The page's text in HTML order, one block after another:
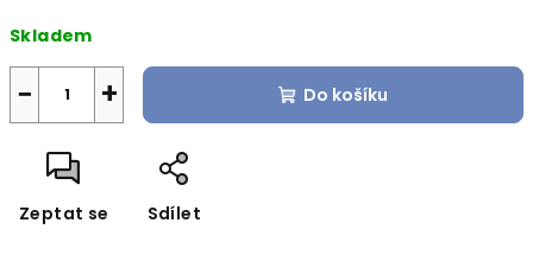
cena:
Skladem
+
− Do košíku
Zeptat se Sdílet